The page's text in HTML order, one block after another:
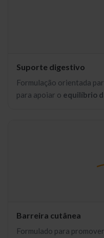
Suporte digestivo
Formulação orientada
para apoiar o equilíbrio
Barreira cutânea
Formulado para